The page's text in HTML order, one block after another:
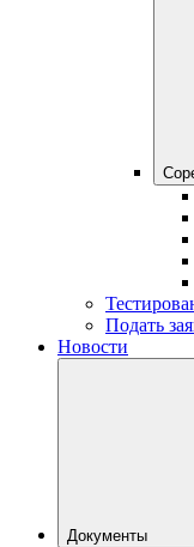
Подать
Новости
Документы